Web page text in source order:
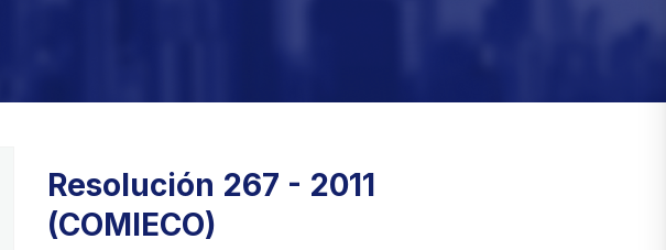
Resolución 267 - 2011
(COMIECO)